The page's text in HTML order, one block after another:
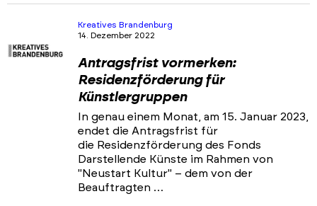
Kreatives Brandenburg
14. Dezember 2022
Antragsfrist vormerken:
Residenzförderung für
Künstlergruppen
In genau einem Monat, am 15. Januar 2023,
endet die Antragsfrist für
die Residenzförderung des Fonds
Darstellende Künste im Rahmen von
"Neustart Kultur" – dem von der
Beauftragten …